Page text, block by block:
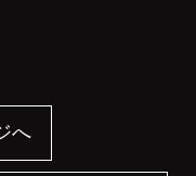
へ